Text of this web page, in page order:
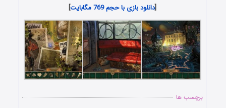
[دانلود بازی با حجم 769 مگابایت ]
برچسب ها